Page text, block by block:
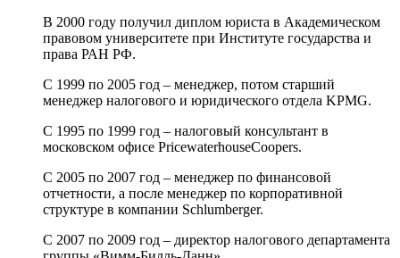
В 2000 году получил диплом юриста в Академическом
правовом университете при Институте государства и
права РАН РФ.
С 1999 по 2005 год – менеджер, потом старший
менеджер налогового и юридического отдела KPMG.
С 1995 по 1999 год – налоговый консультант в
московском офисе PricewaterhouseCoopers.
С 2005 по 2007 год – менеджер по финансовой
отчетности, а после менеджер по корпоративной
структуре в компании Schlumberger.
С 2007 по 2009 год – директор налогового департамента